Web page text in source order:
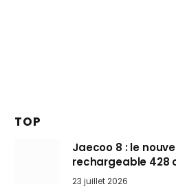
TOP
Jaecoo 8 : le
rechargeable 428
arrive en Europe
23 juillet 2026